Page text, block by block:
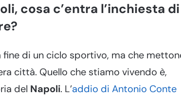
cosa c’entra l’inchiesta di
fine di un ciclo sportivo, ma che
città. Quello che stiamo vivendo è,
del Napoli. L’addio di Antonio Conte